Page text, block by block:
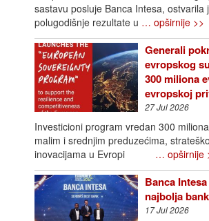
sastavu posluje Banca Intesa, ostvarila
polugodišnje rezultate u … opširnije >>
Generali
evropskog
300 miliona
evropskoj
27 Jul 2026
Investicioni program vredan 300
malim i srednjim preduzećima,
inovacijama u Evropi … opširnije
Banca
najbolja
17 Jul 2026